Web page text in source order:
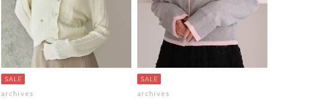
archives archives